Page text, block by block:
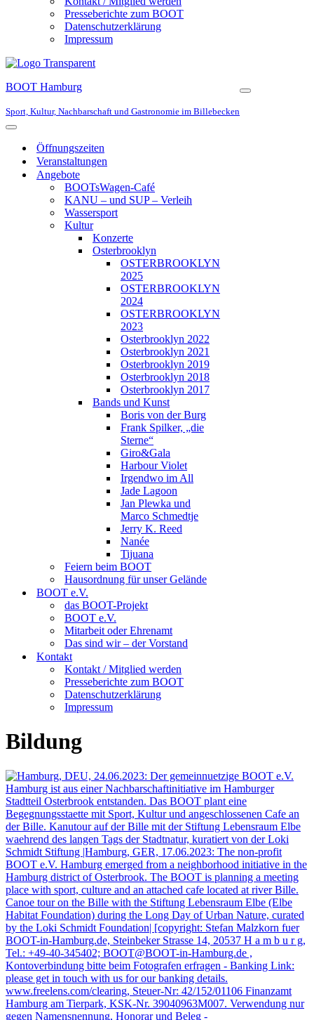
Presseberichte zum BOOT
Datenschutzerklärung
Impressum
BOOT Hamburg
Sport, Kultur, Nachbarschaft und Gastronomie im Billebecken
Navigationsmenü
Navigationsmenü
Öffnungszeiten
Veranstaltungen
Angebote
BOOTsWagen-Café
KANU – und SUP – Verleih
Wassersport
Kultur
Konzerte
Osterbrooklyn
OSTERBROOKLYN
2025
OSTERBROOKLYN
2024
OSTERBROOKLYN
2023
Osterbrooklyn 2022
Osterbrooklyn 2021
Osterbrooklyn 2019
Osterbrooklyn 2018
Osterbrooklyn 2017
Bands und Kunst
Boris von der Burg
Frank Spilker, „die
Sterne“
Giro&Gala
Harbour Violet
Irgendwo im All
Jade Lagoon
Jan Plewka und
Marco Schmedtje
Jerry K. Reed
Nanée
Tijuana
Feiern beim BOOT
Hausordnung für unser Gelände
BOOT e.V.
das BOOT-Projekt
BOOT e.V.
Mitarbeit oder Ehrenamt
Das sind wir – der Vorstand
Kontakt
Kontakt / Mitglied werden
Presseberichte zum BOOT
Datenschutzerklärung
Impressum
Bildung